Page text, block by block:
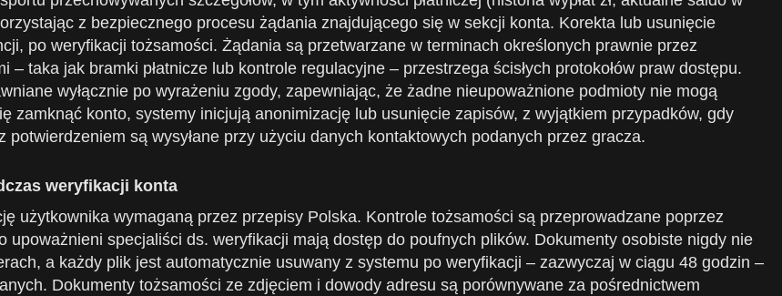
z bezpiecznego procesu żądania znajdującego się w sekcji konta. Korekta lub usunięcie
po weryfikacji tożsamości. Żądania są przetwarzane w terminach określonych prawnie przez
taka jak bramki płatnicze lub kontrole regulacyjne – przestrzega ścisłych protokołów praw dostępu.
wyłącznie po wyrażeniu zgody, zapewniając, że żadne nieupoważnione podmioty nie mogą
zamknąć konto, systemy inicjują anonimizację lub usunięcie zapisów, z wyjątkiem przypadków, gdy
są wysyłane przy użyciu danych kontaktowych podanych przez gracza.
weryfikacji konta
użytkownika wymaganą przez przepisy Polska. Kontrole tożsamości są przeprowadzane poprzez
upoważnieni specjaliści ds. weryfikacji mają dostęp do poufnych plików. Dokumenty osobiste nigdy nie
a każdy plik jest automatycznie usuwany z systemu po weryfikacji – zazwyczaj w ciągu 48 godzin –
Dokumenty tożsamości ze zdjęciem i dowody adresu są porównywane za pośrednictwem